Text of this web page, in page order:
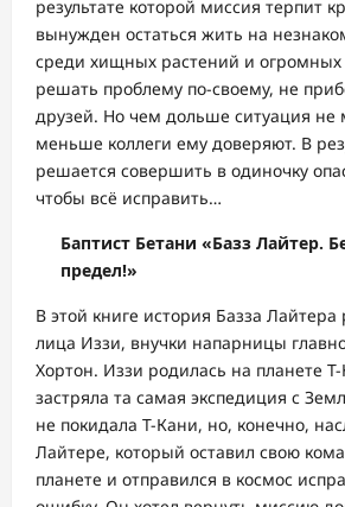
результате которой миссия терпит
вынужден остаться жить на
среди хищных растений и огромных
решать проблему по-своему, не
друзей. Но чем дольше ситуация не
меньше коллеги ему доверяют. В
решается совершить в одиночку
чтобы всё исправить…
Баптист Бетани «Базз Лайтер.
предел!»
В этой книге история Базза Лайтера
лица Иззи, внучки напарницы
Хортон. Иззи родилась на планете
застряла та самая экспедиция с
не покидала Т-Кани, но, конечно,
Лайтере, который оставил свою
планете и отправился в космос